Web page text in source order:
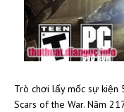
Trò chơi lấy mốc sự kiện
Scars of the War. Năm